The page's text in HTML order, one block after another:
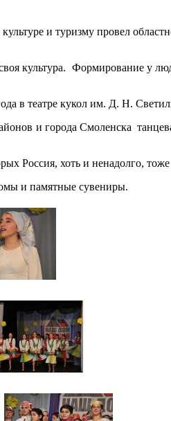
и туризму провел
культура. Формирование у
в театре кукол им. Д. Н.
и города Смоленска
Россия, хоть и ненадолго,
и памятные сувениры.